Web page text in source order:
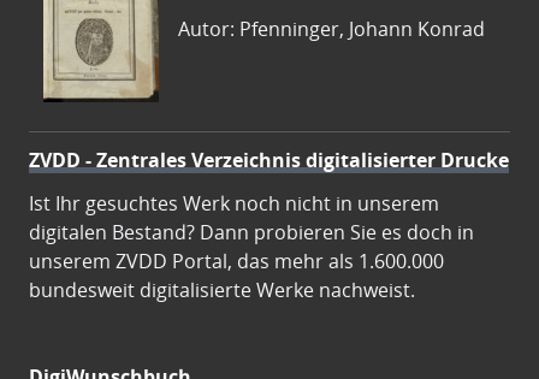
Autor: Pfenninger, Johann Konrad
ZVDD - Zentrales Verzeichnis digitalisierter Drucke
Ist Ihr gesuchtes Werk noch nicht in unserem
digitalen Bestand? Dann probieren Sie es doch in
unserem ZVDD Portal, das mehr als 1.600.000
bundesweit digitalisierte Werke nachweist.